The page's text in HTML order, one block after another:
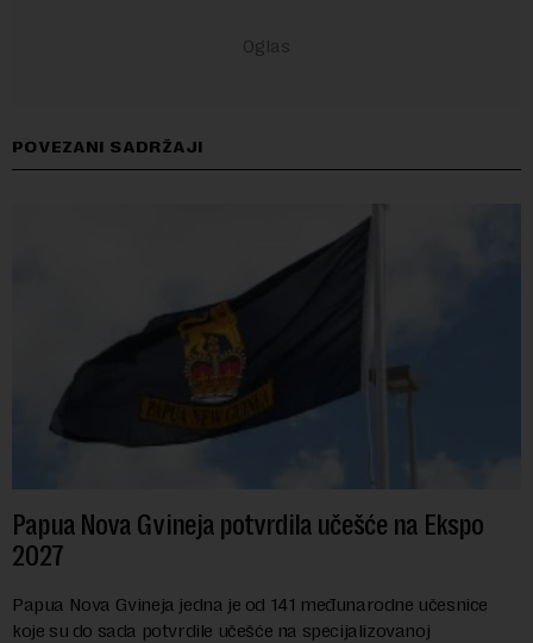
POVEZANI SADRŽAJI
Papua Nova Gvineja potvrdila učešće na Ekspo
2027
Papua Nova Gvineja jedna je od 141 međunarodne učesnice
koje su do sada potvrdile učešće na specijalizovanoj